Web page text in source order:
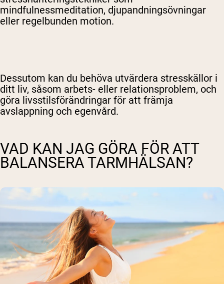
mindfulnessmeditation, djupandningsövningar
eller regelbunden motion.
Dessutom kan du behöva utvärdera stresskällor i
ditt liv, såsom arbets- eller relationsproblem, och
göra livsstilsförändringar för att främja
avslappning och egenvård.
VAD KAN JAG GÖRA FÖR ATT
BALANSERA TARMHÄLSAN?